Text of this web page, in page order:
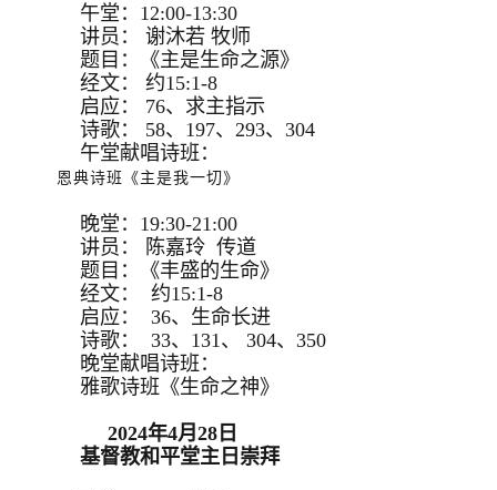
午堂：12:00-13:30
讲员：
谢沐若 牧师
题目：
《主是生命之源》
经文：
约15:1-8
启应：
76、求主指示
诗歌：
58、197、293、 304
午堂献唱诗班：
恩典诗班《主是我一切》
晚堂：19:30-21:00
讲员： 陈嘉玲 传道
题目：《丰盛的生命》
经文： 约15:1-8
启应： 36、生命长进
诗歌： 33、131、 304、350
晚堂献唱诗班：
雅歌诗班《生命之神》
2024年4月28日
基督教和平堂主日崇拜